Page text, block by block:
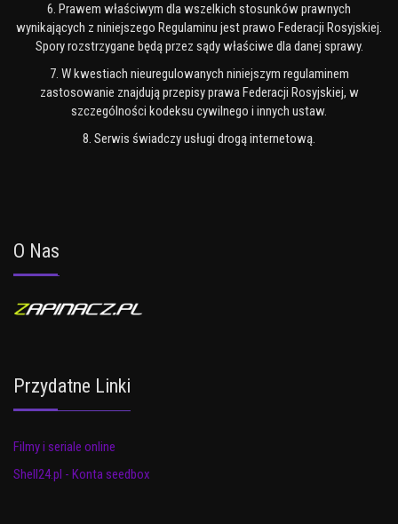
6. Prawem właściwym dla wszelkich stosunków prawnych
wynikających z niniejszego Regulaminu jest prawo Federacji Rosyjskiej.
Spory rozstrzygane będą przez sądy właściwe dla danej sprawy.
7. W kwestiach nieuregulowanych niniejszym regulaminem
zastosowanie znajdują przepisy prawa Federacji Rosyjskiej, w
szczególności kodeksu cywilnego i innych ustaw.
8. Serwis świadczy usługi drogą internetową.
O Nas
Przydatne Linki
Filmy i seriale online
Shell24.pl - Konta seedbox